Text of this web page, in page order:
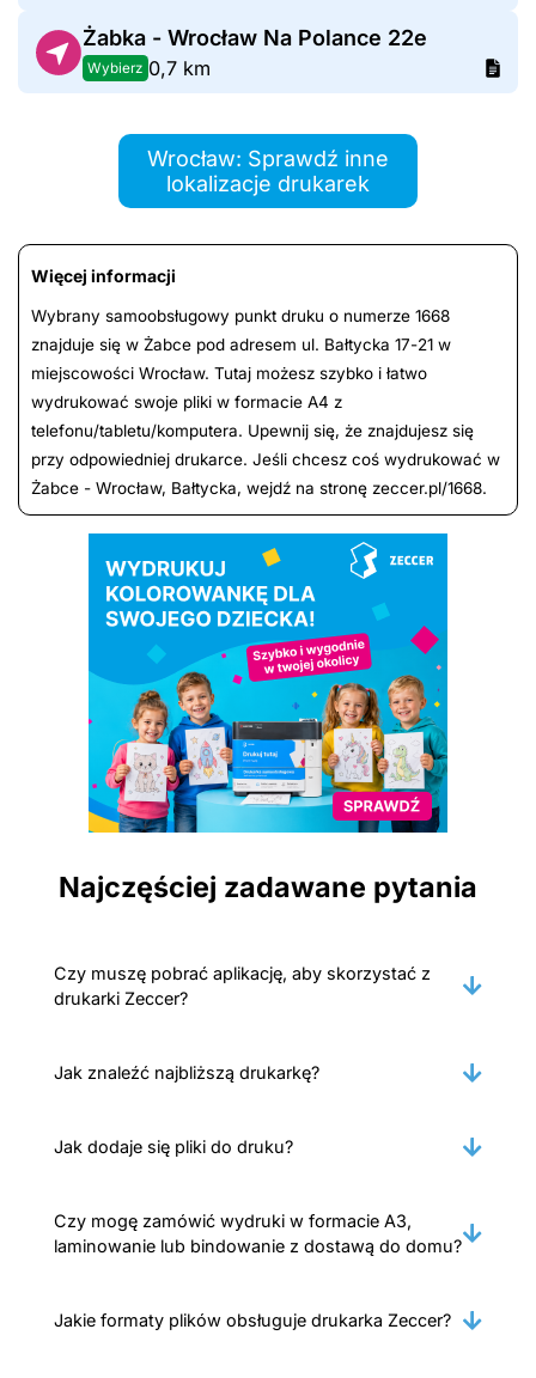
Żabka - Wrocław Na Polance 22e
Wybierz 0,7 km
Wrocław: Sprawdź inne
lokalizacje drukarek
Więcej informacji
Wybrany samoobsługowy punkt druku o numerze 1668
znajduje się w Żabce pod adresem ul. Bałtycka 17-21 w
miejscowości Wrocław. Tutaj możesz szybko i łatwo
wydrukować swoje pliki w formacie A4 z
telefonu/tabletu/komputera. Upewnij się, że znajdujesz się
przy odpowiedniej drukarce. Jeśli chcesz coś wydrukować w
Żabce - Wrocław, Bałtycka, wejdź na stronę zeccer.pl/1668.
Najczęściej zadawane pytania
Czy muszę pobrać aplikację, aby skorzystać z
drukarki Zeccer?
Jak znaleźć najbliższą drukarkę?
Jak dodaje się pliki do druku?
Czy mogę zamówić wydruki w formacie A3,
laminowanie lub bindowanie z dostawą do domu?
Jakie formaty plików obsługuje drukarka Zeccer?